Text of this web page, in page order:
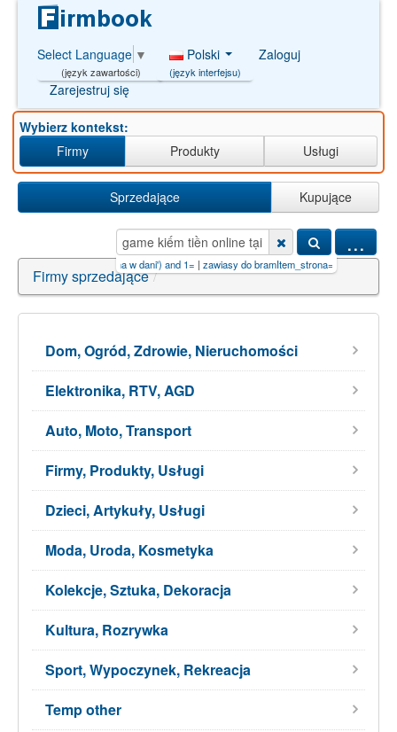
Select Language ▼
(język zawartości)
Polski
(język interfejsu)
Zaloguj
Zarejestruj się
Wybierz kontekst:
Firmy
Produkty Usługi
Sprzedające Kupujące
...
zakå‚ady miä™sna w dani') and 1=|zawiasy do bramItem_strona=3Item| kiếm tiền
Firmy sprzedające /
Dom, Ogród, Zdrowie, Nieruchomości
Elektronika, RTV, AGD
Auto, Moto, Transport
Firmy, Produkty, Usługi
Dzieci, Artykuły, Usługi
Moda, Uroda, Kosmetyka
Kolekcje, Sztuka, Dekoracja
Kultura, Rozrywka
Sport, Wypoczynek, Rekreacja
Temp other